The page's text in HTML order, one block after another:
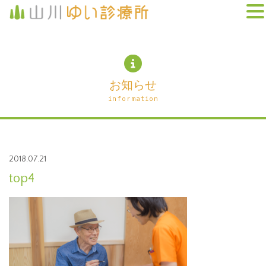
お知らせ
information
2018.07.21
top4